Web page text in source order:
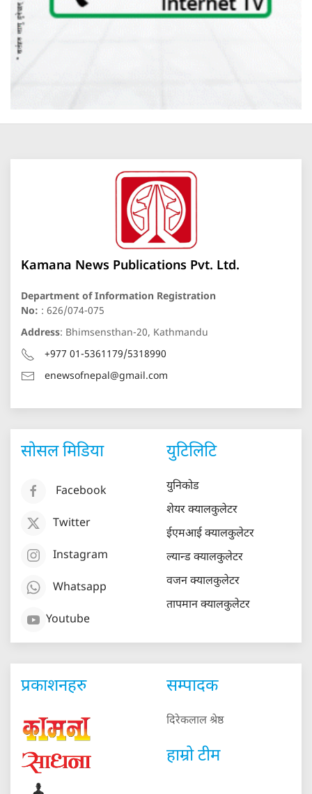
Kamana News Publications Pvt. Ltd.
Department of Information Registration
No: : 626/074-075
Address: Bhimsensthan-20, Kathmandu
+977 01-5361179/5318990
enewsofnepal@gmail.com
सोसल मिडिया
Facebook
Twitter
Instagram
Whatsapp
Youtube
युटिलिटि
युनिकोड
शेयर क्यालकुलेटर
ईएमआई क्यालकुलेटर
ल्यान्ड क्यालकुलेटर
वजन क्यालकुलेटर
तापमान क्यालकुलेटर
प्रकाशनहरु सम्पादक
दिरेकलाल श्रेष्ठ
हाम्रो टीम